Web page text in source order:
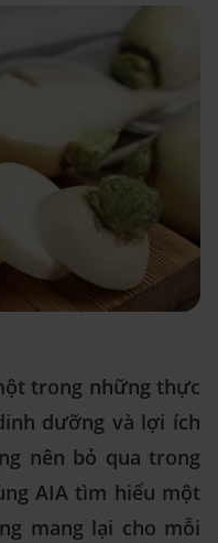
trong những thực
dưỡng và lợi ích
nên bỏ qua trong
AIA tìm hiểu một
mang lại cho mỗi